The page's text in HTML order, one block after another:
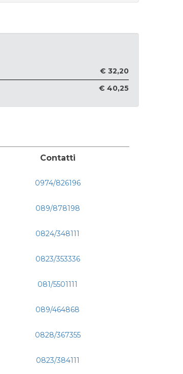
€ 32,20
€ 40,25
Contatti
0974/826196
089/878198
0824/348111
0823/353336
081/5501111
089/464868
0828/367355
0823/384111